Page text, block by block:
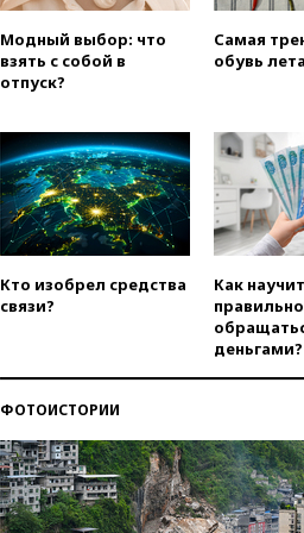
Модный выбор: что
взять с собой в
отпуск?
Самая
обувь
Кто изобрел средства
связи?
Как
правильно
деньгами?
ФОТОИСТОРИИ